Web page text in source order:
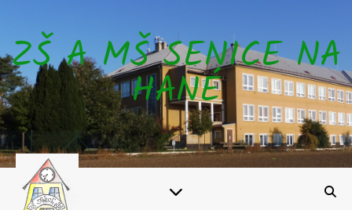
ZŠ A MŠ SENICE NA
HANÉ